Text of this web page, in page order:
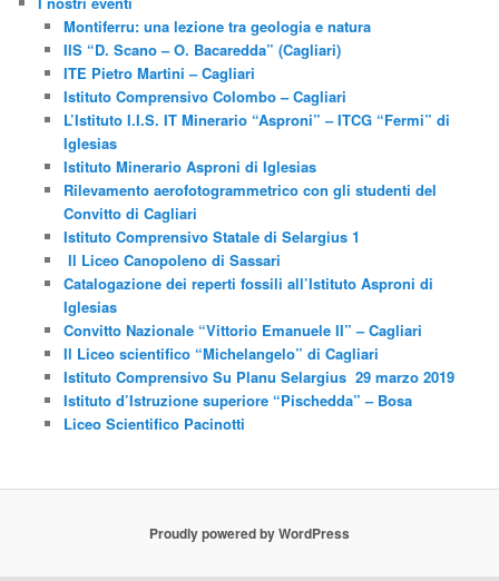
Montiferru: una lezione tra geologia e natura
IIS “D. Scano – O. Bacaredda” (Cagliari)
ITE Pietro Martini – Cagliari
Istituto Comprensivo Colombo – Cagliari
L’Istituto I.I.S. IT Minerario “Asproni” – ITCG “Fermi” di
Iglesias
Istituto Minerario Asproni di Iglesias
Rilevamento aerofotogrammetrico con gli studenti del
Convitto di Cagliari
Istituto Comprensivo Statale di Selargius 1
Il Liceo Canopoleno di Sassari
Catalogazione dei reperti fossili all’Istituto Asproni di
Iglesias
Convitto Nazionale “Vittorio Emanuele II” – Cagliari
Il Liceo scientifico “Michelangelo” di Cagliari
Istituto Comprensivo Su Planu Selargius 29 marzo 2019
Istituto d’Istruzione superiore “Pischedda” – Bosa
Liceo Scientifico Pacinotti
Proudly powered by WordPress